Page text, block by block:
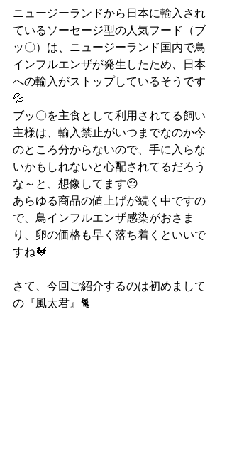
ニュージーランドから日本に輸入され
ているソーセージ型の人気フード（ブ
ッ〇）は、ニュージーランド国内で鳥
インフルエンザが発生したため、日本
への輸入がストップしているそうです
💦
ブッ〇を主食として利用されてる飼い
主様は、輸入禁止がいつまでなのか今
のところ分からないので、手に入らな
いかもしれないと心配されてるだろう
な～と、想像してます😔
あらゆる商品の値上げが続く中ですの
で、鳥インフルエンザ感染がおさま
り、卵の価格も早く落ち着くといいで
すね🐓
さて、今回ご紹介するのは初めまして
の『風太君』🐈